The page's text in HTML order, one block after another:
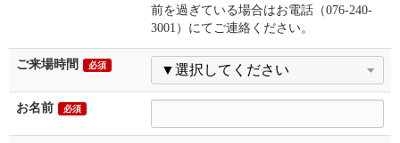
前を過ぎている場合はお電話（076-240-
3001）にてご連絡ください。
ご来場時間 必須
お名前 必須